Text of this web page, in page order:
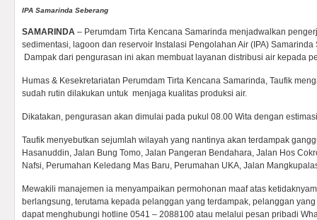
IPA Samarinda Seberang
SAMARINDA – Perumdam Tirta Kencana Samarinda menjadwalkan
sedimentasi, lagoon dan reservoir Instalasi Pengolahan Air (IPA)
Dampak dari pengurasan ini akan membuat layanan distribusi air kepada
Humas & Kesekretariatan Perumdam Tirta Kencana Samarinda, Taufik
sudah rutin dilakukan untuk menjaga kualitas produksi air.
Dikatakan, pengurasan akan dimulai pada pukul 08.00 Wita dengan
Taufik menyebutkan sejumlah wilayah yang nantinya akan terdampak
Hasanuddin, Jalan Bung Tomo, Jalan Pangeran Bendahara, Jalan Hos
Nafsi, Perumahan Keledang Mas Baru, Perumahan UKA, Jalan
Mewakili manajemen ia menyampaikan permohonan maaf atas
berlangsung, terutama kepada pelanggan yang terdampak, pelanggan
dapat menghubungi hotline 0541 – 2088100 atau melalui pesan pribadi